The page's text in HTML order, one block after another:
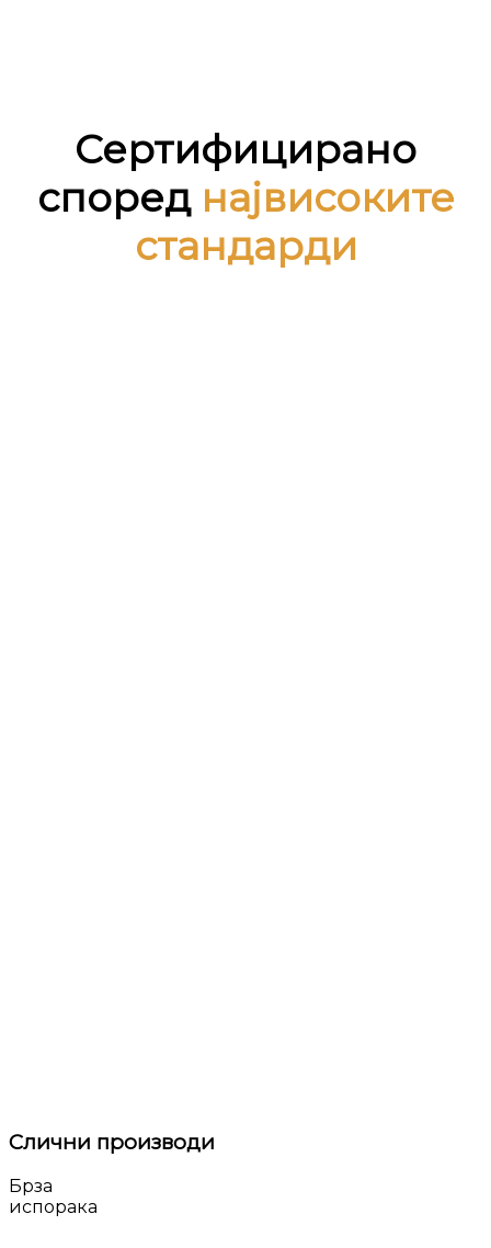
Сертифицирано
според највисоките
стандарди
Слични производи
Брза
испорака